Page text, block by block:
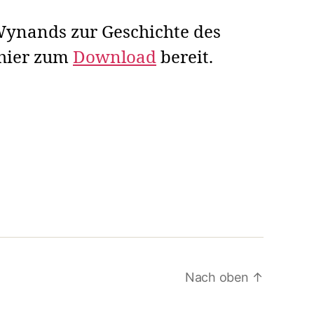
zur Geschichte des
zum Downloadbereit.
Nach oben ↑